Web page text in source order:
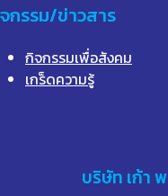
กรรม/ข่าวสาร
กิจกรรมเพื่อสังคม
เกร็ดความรู้
บริษัท เก้า